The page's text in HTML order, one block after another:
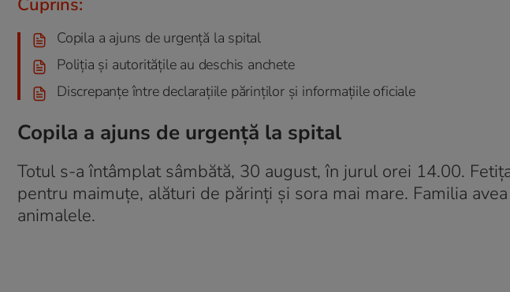
Cuprins:
Copila a ajuns de urgență la spital
Poliția și autoritățile au deschis anchete
Discrepanțe între declarațiile părinților și informațiile oficiale
Copila a ajuns de urgență la spital
Totul s-a întâmplat sâmbătă, 30 august, în jurul orei 14.00.
pentru maimuțe, alături de părinți și sora mai mare. Familia
animalele.